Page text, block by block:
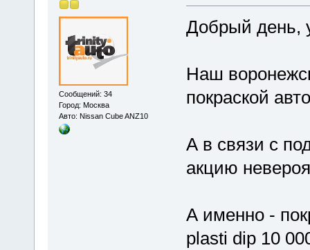
Сообщений: 34
Город: Москва
Авто: Nissan Cube ANZ10
Добрый день,
Наш
покраской
А в связи с
акцию
А именно -
plasti dip 10